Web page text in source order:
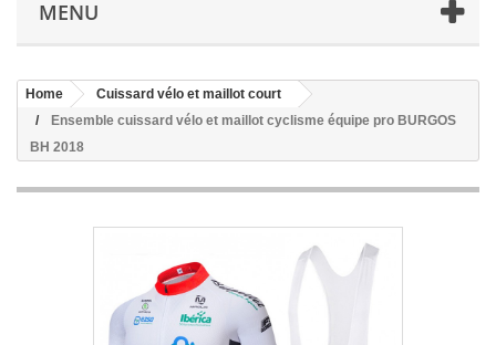
MENU
Home
Cuissard vélo et maillot court
Ensemble cuissard vélo et maillot cyclisme équipe pro BURGOS
BH 2018